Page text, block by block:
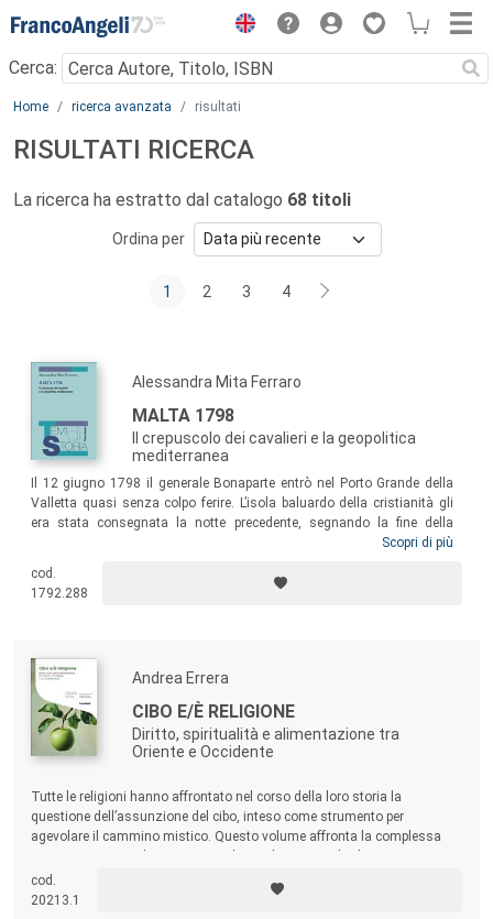
Menu
Cerca:
Main content
Home ricerca avanzata risultati
RISULTATI RICERCA
La ricerca ha estratto dal catalogo 68 titoli
Ordina per
1 2 3 4
Alessandra Mita Ferraro
MALTA 1798
Il crepuscolo dei cavalieri e la geopolitica
mediterranea
Il 12 giugno 1798 il generale Bonaparte entrò nel Porto Grande della
Valletta quasi senza colpo ferire. L’isola baluardo della cristianità gli
era stata consegnata la notte precedente, segnando la fine della
sovranità sull’arcipelago maltese dei cavalieri dell’Ordine di San
internazionale e lo studio di una documentazione in parte inedita, il
volume analizza le molteplici cause che hanno portato alla consegna
storia giovannita al suo crepuscolo.
Scopri di più
cod.
1792.288
Andrea Errera
CIBO E/È RELIGIONE
Diritto, spiritualità e alimentazione tra
Oriente e Occidente
Tutte le religioni hanno affrontato nel corso della loro storia la
questione dell’assunzione del cibo, inteso come strumento per
agevolare il cammino mistico. Questo volume affronta la complessa
nelle diverse esperienze spirituali del passato e del presente.
cod.
20213.1